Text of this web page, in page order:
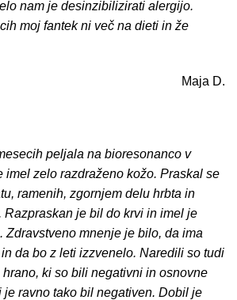
nam je desinzibilizirati alergijo.
moj fantek ni več na dieti in že
Maja D.
peljala na bioresonanco v
imel zelo razdraženo kožo. Praskal se
ramenih, zgornjem delu hrbta in
Razpraskan je bil do krvi in imel je
Zdravstveno mnenje je bilo, da ima
da bo z leti izzvenelo. Naredili so tudi
ki so bili negativni in osnovne
je ravno tako bil negativen. Dobil je